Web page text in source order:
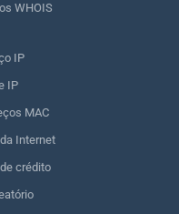
WHOIS
IP
IP
MAC
Internet
crédito